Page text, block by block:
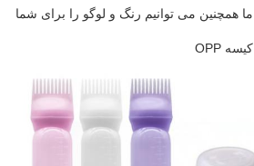
ما همچنین می توانیم رنگ و لوگو را برای شما
کیسه OPP